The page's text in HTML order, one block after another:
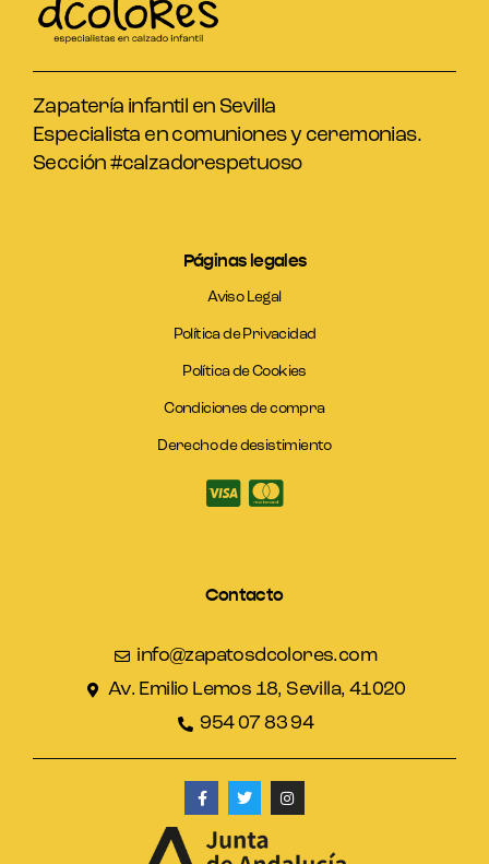
Zapatería infantil en Sevilla
Especialista en comuniones y ceremonias.
Sección #calzadorespetuoso
Páginas legales
Aviso Legal
Política de Privacidad
Política de Cookies
Condiciones de compra
Derecho de desistimiento
Contacto
info@zapatosdcolores.com
Av. Emilio Lemos 18, Sevilla, 41020
954 07 83 94